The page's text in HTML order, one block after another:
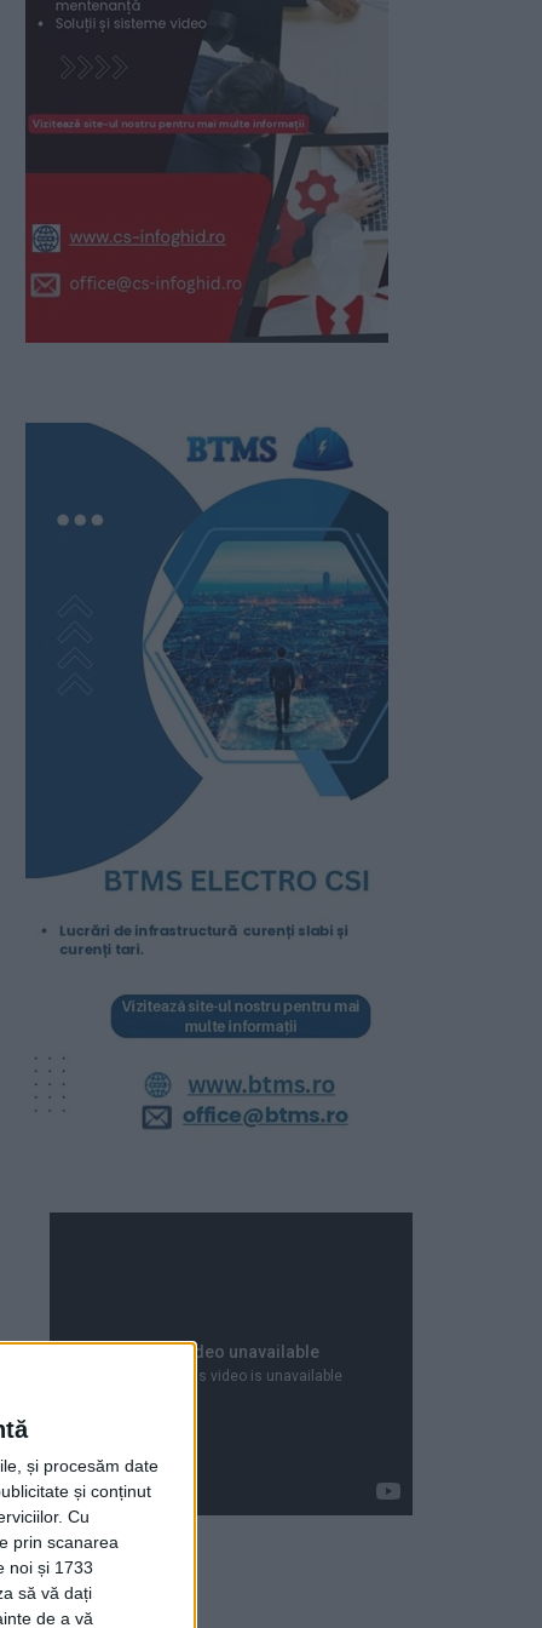
și procesăm date
și conținut
Cu
prin scanarea
noi și 1733
să vă dați
de a vă
Articole recente